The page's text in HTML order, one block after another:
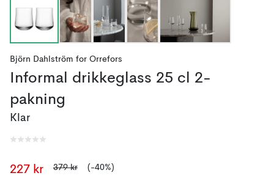
Björn Dahlström for Orrefors
Informal drikkeglass 25 cl 2-
pakning
Klar
227 kr 379 kr (-40%)